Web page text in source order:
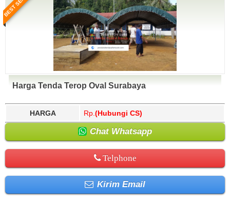
Harga Tenda Terop Oval Surabaya
HARGA Rp. (Hubungi CS)
Chat Whatsapp
Telphone
Kirim Email